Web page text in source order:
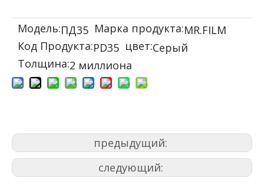
Модель:ПД35 Марка продукта:MR.FILM
Код Продукта:PD35 цвет:Серый
Толщина:2 миллиона
предыдущий:
следующий: